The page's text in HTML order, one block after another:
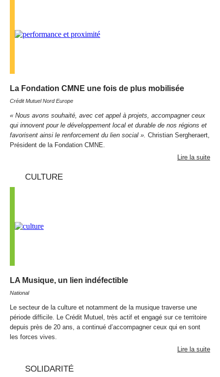
La Fondation CMNE une fois de plus mobilisée
Crédit Mutuel Nord Europe
« Nous avons souhaité, avec cet appel à projets, accompagner ceux
qui innovent pour le développement local et durable de nos régions et
favorisent ainsi le renforcement du lien social ». Christian Sergheraert,
Président de la Fondation CMNE.
Lire la suite
CULTURE
LA Musique, un lien indéfectible
National
Le secteur de la culture et notamment de la musique traverse une
période difficile. Le Crédit Mutuel, très actif et engagé sur ce territoire
depuis près de 20 ans, a continué d’accompagner ceux qui en sont
les forces vives.
Lire la suite
SOLIDARITÉ